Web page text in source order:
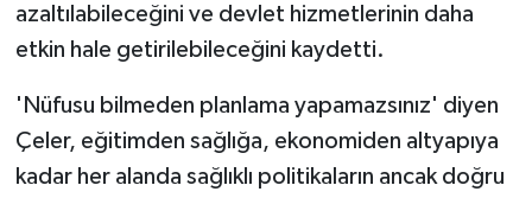
azaltılabileceğini ve devlet hizmetlerinin daha
etkin hale getirilebileceğini kaydetti.
'Nüfusu bilmeden planlama yapamazsınız' diyen
Çeler, eğitimden sağlığa, ekonomiden altyapıya
kadar her alanda sağlıklı politikaların ancak doğru